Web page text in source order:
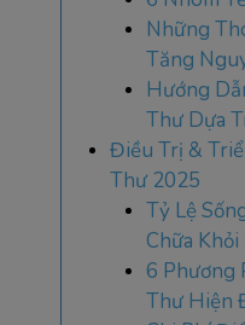
Những
Tăng
Hướng
Thư Dựa
Điều Trị &
Thư 2025
Tỷ Lệ
Chữa
6 Phương
Thư Hiện